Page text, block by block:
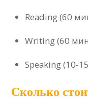
Reading (60
Writing (60
Speaking (10-
Сколько